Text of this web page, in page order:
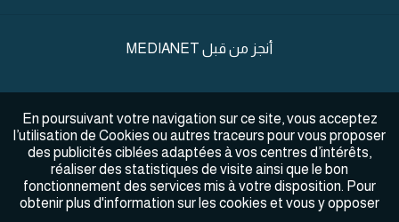
أنجز من قبلMEDIANET
En poursuivant votre navigation sur ce site, vous acceptez
l’utilisation de Cookies ou autres traceurs pour vous proposer
des publicités ciblées adaptées à vos centres d’intérêts,
réaliser des statistiques de visite ainsi que le bon
fonctionnement des services mis à votre disposition. Pour
obtenir plus d'information sur les cookies et vous y opposer